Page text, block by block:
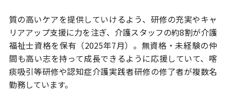
質の高いケアを提供していけるよう、研修の充実やキャ
リアアップ支援に力を注ぎ、介護スタッフの約8割が介護
福祉士資格を保有（2025年7月）。 無資格・未経験の仲
間も高い志を持って成長できるように応援していて、 喀
痰吸引等研修や認知症介護実践者研修の修了者が複数名
勤務しています。